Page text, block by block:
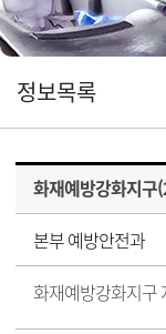
정보목록
화재예방강화지구
본부 예방안전과
화재예방강화지구